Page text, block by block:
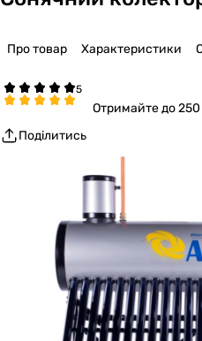
Про товар Характеристики
Отримайтедо 250
Поділитись